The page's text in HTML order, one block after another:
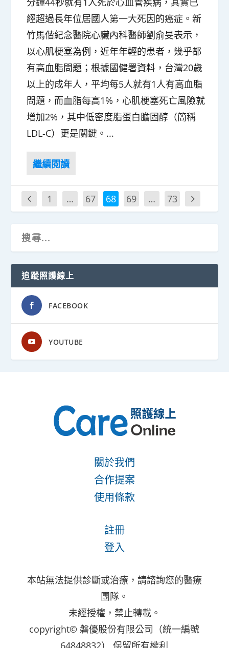
經超過長年位居國人第一大死因的癌症。新
竹馬偕紀念醫院心臟內科醫師劉俞旻表示，
以心肌梗塞為例，近年年輕的患者，幾乎都
有高血脂問題；根據國健署資料，台灣20歲
以上的成年人，平均每5人就有1人有高血脂
問題，而血脂每高1%，心肌梗塞死亡風險就
增加2%，其中低密度脂蛋白膽固醇（簡稱
LDL-C）更是關鍵。...
1 … 67 68 69 … 73
追蹤照護線上
FACEBOOK
YOUTUBE
關於我們
合作提案
使用條款
註冊
登入
本站無法提供診斷或治療，請諮詢您的醫療
團隊。
未經授權，禁止轉載。
copyright© 磐優股份有限公司（統一編號
64848832） 保留所有權利